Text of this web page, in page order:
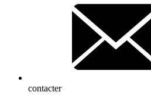
contacter